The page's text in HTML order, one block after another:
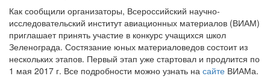
Как сообщили организаторы, Всероссийский научно-
исследовательский институт авиационных материалов (ВИАМ)
приглашает принять участие в конкурс учащихся школ
Зеленограда. Состязание юных материаловедов состоит из
нескольких этапов. Первый этап уже стартовал и продлится по
1 мая 2017 г. Все подробности можно узнать на сайте ВИАМа.